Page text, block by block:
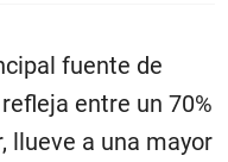
fuente de
entre un 70%
llueve a una mayor